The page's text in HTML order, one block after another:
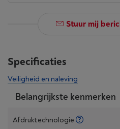
Stuur mij
Specificaties
Veiligheid en naleving
Belangrijkste kenmerken
Afdruktechnologie